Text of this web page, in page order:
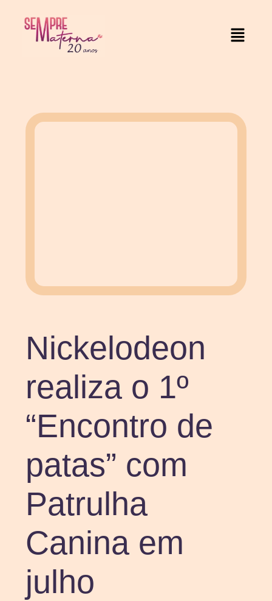
Nickelodeon
realiza o 1º
“Encontro de
patas” com
Patrulha
Canina em
julho